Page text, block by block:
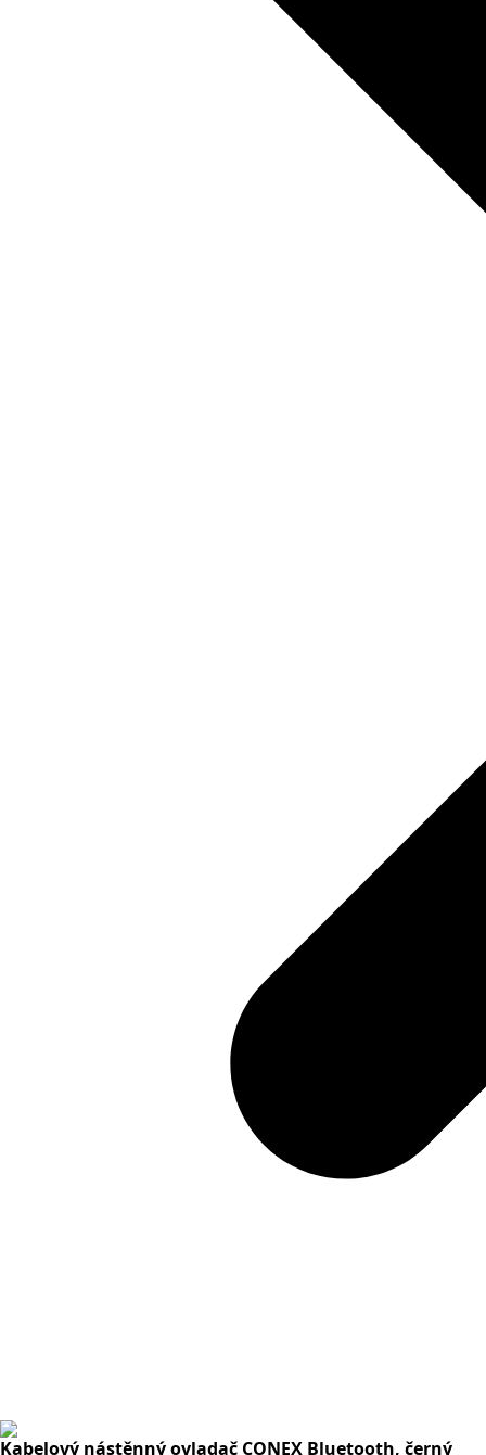
Kabelový nástěnný ovladač CONEX Bluetooth, černý